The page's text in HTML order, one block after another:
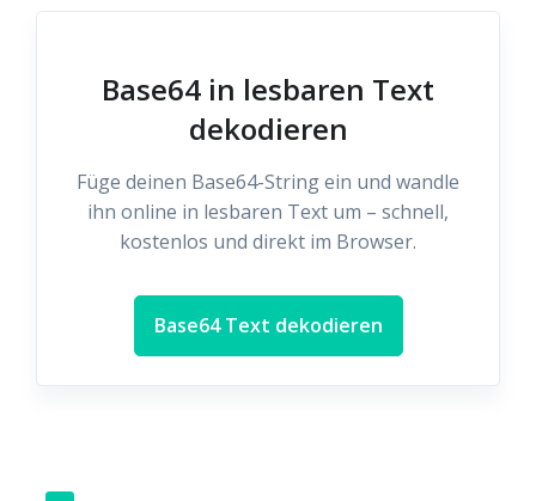
Base64 in lesbaren Text
dekodieren
Füge deinen Base64-String ein und wandle
ihn online in lesbaren Text um – schnell,
kostenlos und direkt im Browser.
Base64 Text dekodieren